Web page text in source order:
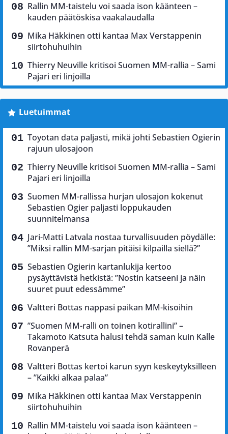
Rallin MM-taistelu voi saada ison käänteen –
kauden päätöskisa vaakalaudalla
Mika Häkkinen otti kantaa Max Verstappenin
siirtohuhuihin
Thierry Neuville kritisoi Suomen MM-rallia – Sami
Pajari eri linjoilla
Luetuimmat
Toyotan data paljasti, mikä johti Sebastien Ogierin
rajuun ulosajoon
Thierry Neuville kritisoi Suomen MM-rallia – Sami
Pajari eri linjoilla
Suomen MM-rallissa hurjan ulosajon kokenut
Sebastien Ogier paljasti loppukauden
suunnitelmansa
Jari-Matti Latvala nostaa turvallisuuden pöydälle:
”Miksi rallin MM-sarjan pitäisi kilpailla siellä?”
Sebastien Ogierin kartanlukija kertoo
pysäyttävistä hetkistä: ”Nostin katseeni ja näin
suuret puut edessämme”
Valtteri Bottas nappasi paikan MM-kisoihin
”Suomen MM-ralli on toinen kotirallini” –
Takamoto Katsuta halusi tehdä saman kuin Kalle
Rovanperä
Valtteri Bottas kertoi karun syyn keskeytyksilleen
– ”Kaikki alkaa palaa”
Mika Häkkinen otti kantaa Max Verstappenin
siirtohuhuihin
Rallin MM-taistelu voi saada ison käänteen –